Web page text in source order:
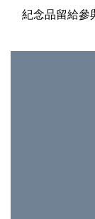
紀念品留給參